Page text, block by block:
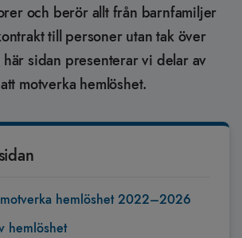
och berör allt från barnfamiljer
till personer utan tak över
sidan presenterar vi delar av
motverka hemlöshet.
hemlöshet 2022–2026
hemlöshet